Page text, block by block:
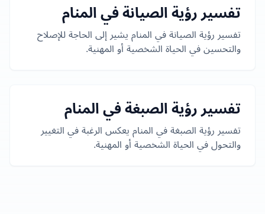
تفسير رؤية الصيانة في المنام
تفسير رؤية الصيانة في المنام يشير إلى الحاجة للإصلاح
والتحسين في الحياة الشخصية أو المهنية.
تفسير رؤية الصبغة في المنام
تفسير رؤية الصبغة في المنام يعكس الرغبة في التغيير
والتحول في الحياة الشخصية أو المهنية.